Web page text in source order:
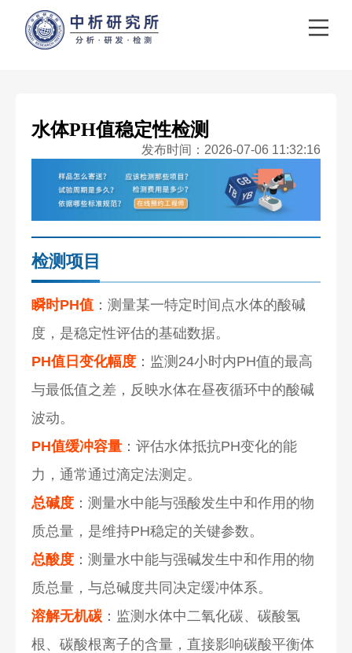
水体PH值稳定性检测
发布时间：2026-07-06 11:32:16
检测项目
瞬时PH值 ：测量某一特定时间点水体的酸碱
度，是稳定性评估的基础数据。
PH值日变化幅度 ：监测24小时内PH值的最高
与最低值之差，反映水体在昼夜循环中的酸碱
波动。
PH值缓冲容量 ：评估水体抵抗PH变化的能
力，通常通过滴定法测定。
总碱度 ：测量水中能与强酸发生中和作用的物
质总量，是维持PH稳定的关键参数。
总酸度 ：测量水中能与强碱发生中和作用的物
质总量，与总碱度共同决定缓冲体系。
溶解无机碳 ：监测水体中二氧化碳、碳酸氢
根、碳酸根离子的含量，直接影响碳酸平衡体